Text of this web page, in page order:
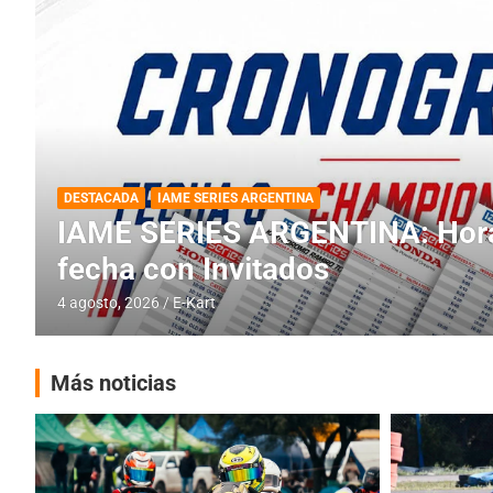
DESTACADA INFORME CENTRAL RMC BUENOS AIRES
RMC BUENOS AIRES: Cerró
histórica en Baradero
4 agosto, 2026 E-Kart
Más noticias